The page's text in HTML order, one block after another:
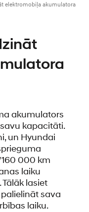
elektromobiļa akumulatora
akumulators
kapacitāti.
un Hyundai
000 km
laiku
lasiet
sava
laiku.